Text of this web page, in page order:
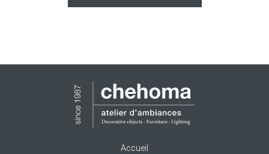
Accueil